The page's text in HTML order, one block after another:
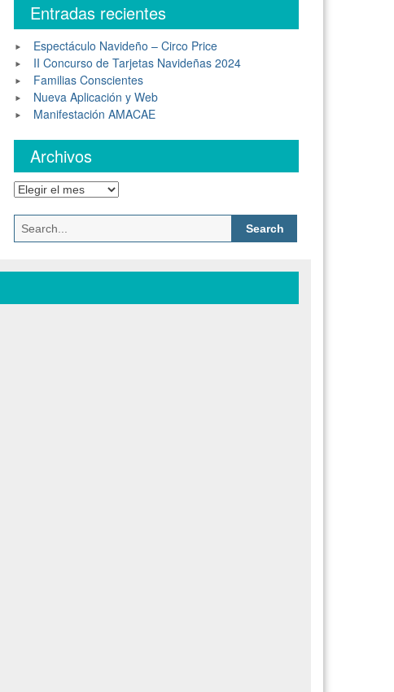
Entradas recientes
Espectáculo Navideño – Circo Price
II Concurso de Tarjetas Navideñas 2024
Familias Conscientes
Nueva Aplicación y Web
Manifestación AMACAE
Archivos